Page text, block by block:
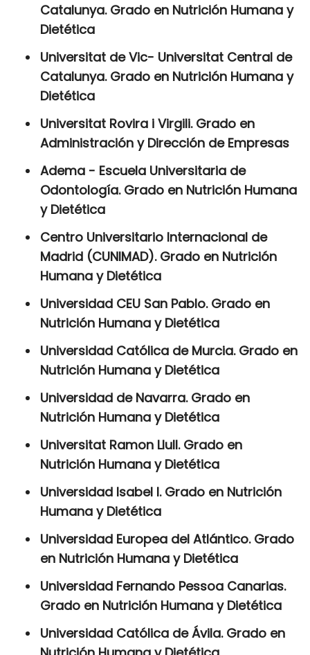
Catalunya. Grado en Nutrición Humana y
Dietética
Universitat de Vic- Universitat Central de
Catalunya. Grado en Nutrición Humana y
Dietética
Universitat Rovira i Virgili. Grado en
Administración y Dirección de Empresas
Adema - Escuela Universitaria de
Odontología. Grado en Nutrición Humana
y Dietética
Centro Universitario Internacional de
Madrid (CUNIMAD). Grado en Nutrición
Humana y Dietética
Universidad CEU San Pablo. Grado en
Nutrición Humana y Dietética
Universidad Católica de Murcia. Grado en
Nutrición Humana y Dietética
Universidad de Navarra. Grado en
Nutrición Humana y Dietética
Universitat Ramon Llull. Grado en
Nutrición Humana y Dietética
Universidad Isabel I. Grado en Nutrición
Humana y Dietética
Universidad Europea del Atlántico. Grado
en Nutrición Humana y Dietética
Universidad Fernando Pessoa Canarias.
Grado en Nutrición Humana y Dietética
Universidad Católica de Ávila. Grado en